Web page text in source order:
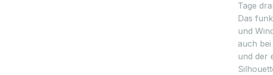
Tage
Das
und
auch
und der